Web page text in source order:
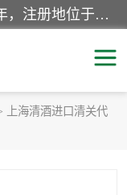
上海青禾贸易有限公司成立于2020年，注册地位于上海市宝山区。经营范围包括：机械设备、五金制品、劳防用品、电子产品、塑胶制品、家具、模具、纺织品、仪器仪表、建筑材料、装饰材料、化工产品、金属制品、机车配件等货物进出口报关、清关服务。
上海清酒进口清关代